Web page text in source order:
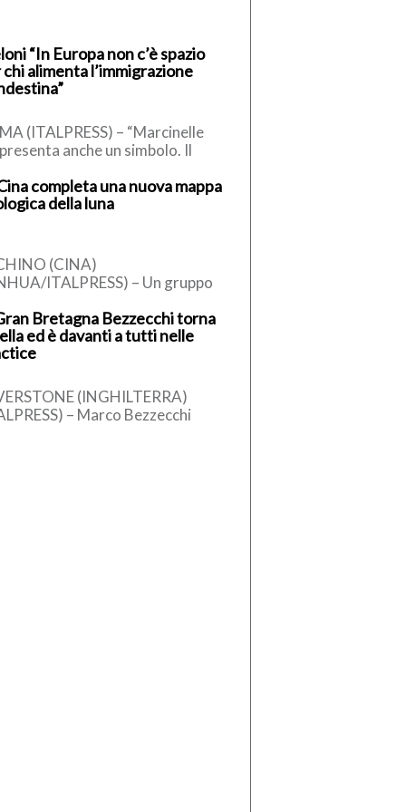
“In Europa non c’è spazio
chi alimenta l’immigrazione
(ITALPRESS) – “Marcinelle
anche un simbolo. Il
che decine di milioni di
hanno […]
completa una nuova mappa
della luna
(CINA)
ITALPRESS) – Un gruppo
geologica aggiornata
Luna in scala […]
Bretagna Bezzecchi torna
ed è davanti a tutti nelle
(INGHILTERRA)
– Marco Bezzecchi